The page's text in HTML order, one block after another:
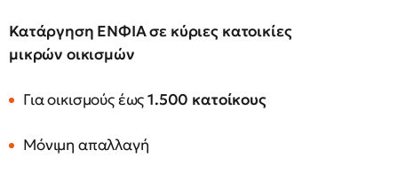
Κατάργηση ΕΝΦΙΑ σε κύριες κατοικίες
μικρών οικισμών
Για οικισμούς έως1.500 κατοίκους
Μόνιμη απαλλαγή